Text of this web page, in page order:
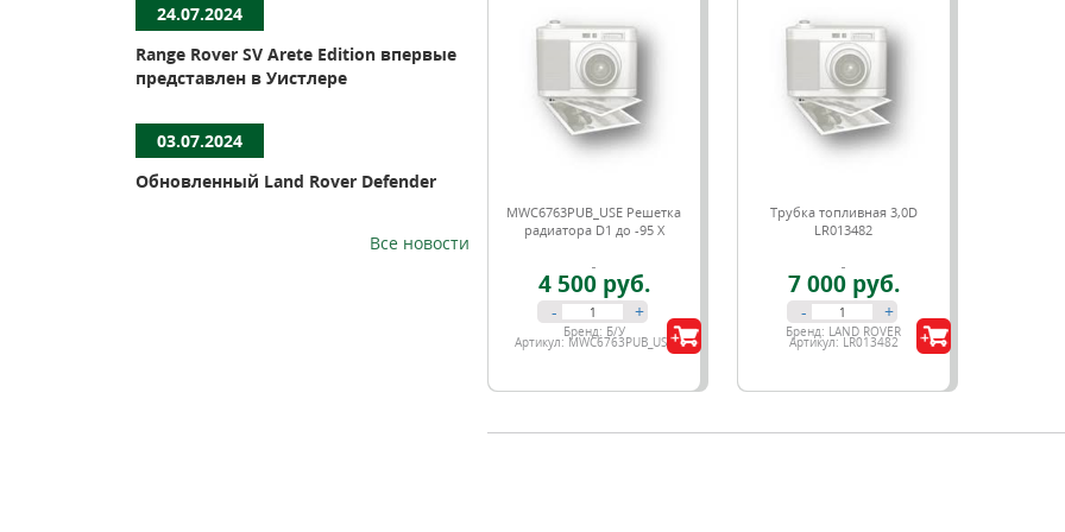
24.07.2024
Range Rover SV Arete Edition впервые
представлен в Уистлере
03.07.2024
Обновленный Land Rover Defender
Все новости
MWC6763PUB_USE Решетка
радиатора D1 до -95 X
4 500 руб.
- +
Бренд: Б/У
Артикул: MWC6763PUB_USE
Трубка топливная 3,0D
LR013482
7 000 руб.
- +
Бренд: LAND ROVER
Артикул: LR013482